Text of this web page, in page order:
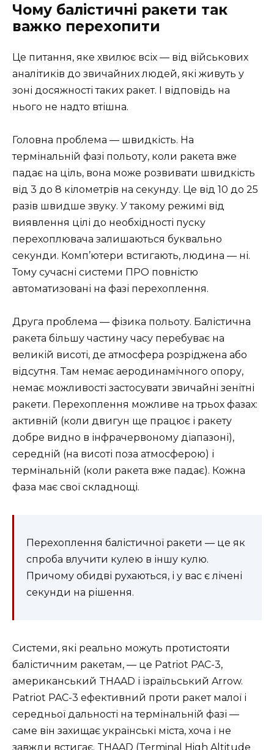
Чому балістичні ракети так
важко перехопити
Це питання, яке хвилює всіх — від військових
аналітиків до звичайних людей, які живуть у
зоні досяжності таких ракет. І відповідь на
нього не надто втішна.
Головна проблема — швидкість. На
термінальній фазі польоту, коли ракета вже
падає на ціль, вона може розвивати швидкість
від 3 до 8 кілометрів на секунду. Це від 10 до 25
разів швидше звуку. У такому режимі від
виявлення цілі до необхідності пуску
перехоплювача залишаються буквально
секунди. Комп’ютери встигають, людина — ні.
Тому сучасні системи ПРО повністю
автоматизовані на фазі перехоплення.
Друга проблема — фізика польоту. Балістична
ракета більшу частину часу перебуває на
великій висоті, де атмосфера розріджена або
відсутня. Там немає аеродинамічного опору,
немає можливості застосувати звичайні зенітні
ракети. Перехоплення можливе на трьох фазах:
активній (коли двигун ще працює і ракету
добре видно в інфрачервоному діапазоні),
середній (на висоті поза атмосферою) і
термінальній (коли ракета вже падає). Кожна
фаза має свої складнощі.
Перехоплення балістичної ракети — це як
спроба влучити кулею в іншу кулю.
Причому обидві рухаються, і у вас є лічені
секунди на рішення.
Системи, які реально можуть протистояти
балістичним ракетам, — це Patriot PAC-3,
американський THAAD і ізраїльський Arrow.
Patriot PAC-3 ефективний проти ракет малої і
середньої дальності на термінальній фазі —
саме він захищає українські міста, хоча і не
завжди встигає. THAAD (Terminal High Altitude